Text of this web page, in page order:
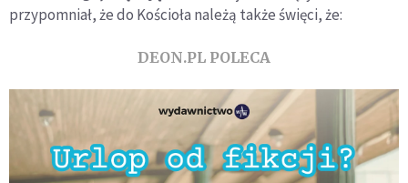
przypomniał, że do Kościoła należą także święci, że:
DEON.PL POLECA